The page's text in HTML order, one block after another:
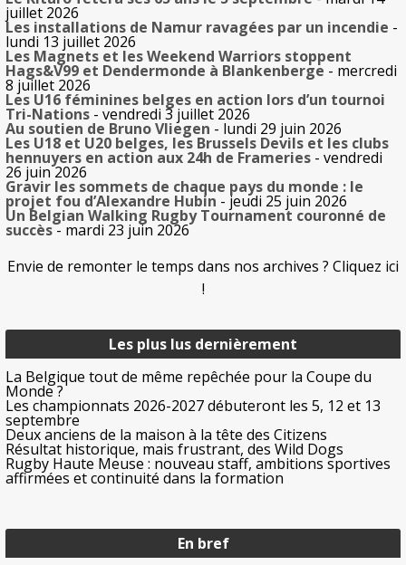
Les plus lus dernièrement
La Belgique tout de même repêchée pour la Coupe du
Monde ?
Les championnats 2026-2027 débuteront les 5, 12 et 13
septembre
Deux anciens de la maison à la tête des Citizens
Résultat historique, mais frustrant, des Wild Dogs
Rugby Haute Meuse : nouveau staff, ambitions sportives
affirmées et continuité dans la formation
juillet 2026
Les installations de Namur ravagées par un incendie -
lundi 13 juillet 2026
Les Magnets et les Weekend Warriors stoppent
Hags&V99 et Dendermonde à Blankenberge - mercredi
8 juillet 2026
Les U16 féminines belges en action lors d’un tournoi
Tri-Nations - vendredi 3 juillet 2026
Au soutien de Bruno Vliegen - lundi 29 juin 2026
Les U18 et U20 belges, les Brussels Devils et les clubs
hennuyers en action aux 24h de Frameries - vendredi
26 juin 2026
Gravir les sommets de chaque pays du monde : le
projet fou d’Alexandre Hubin - jeudi 25 juin 2026
Un Belgian Walking Rugby Tournament couronné de
succès- mardi 23 juin 2026
Envie de remonter le temps dans nos archives ? Cliquez ici
!
En bref